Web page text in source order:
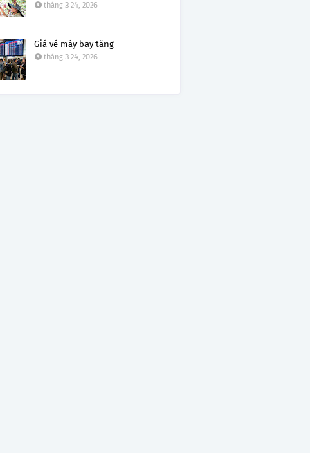
tháng 3 24, 2026
Giá vé máy bay tăng
tháng 3 24, 2026